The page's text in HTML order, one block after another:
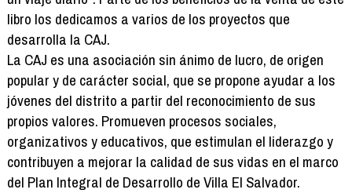
libro los dedicamos a varios de los proyectos que
desarrolla la CAJ.
La CAJ es una asociación sin ánimo de lucro, de origen
popular y de carácter social, que se propone ayudar a los
jóvenes del distrito a partir del reconocimiento de sus
propios valores. Promueven procesos sociales,
organizativos y educativos, que estimulan el liderazgo y
contribuyen a mejorar la calidad de sus vidas en el marco
del Plan Integral de Desarrollo de Villa El Salvador.